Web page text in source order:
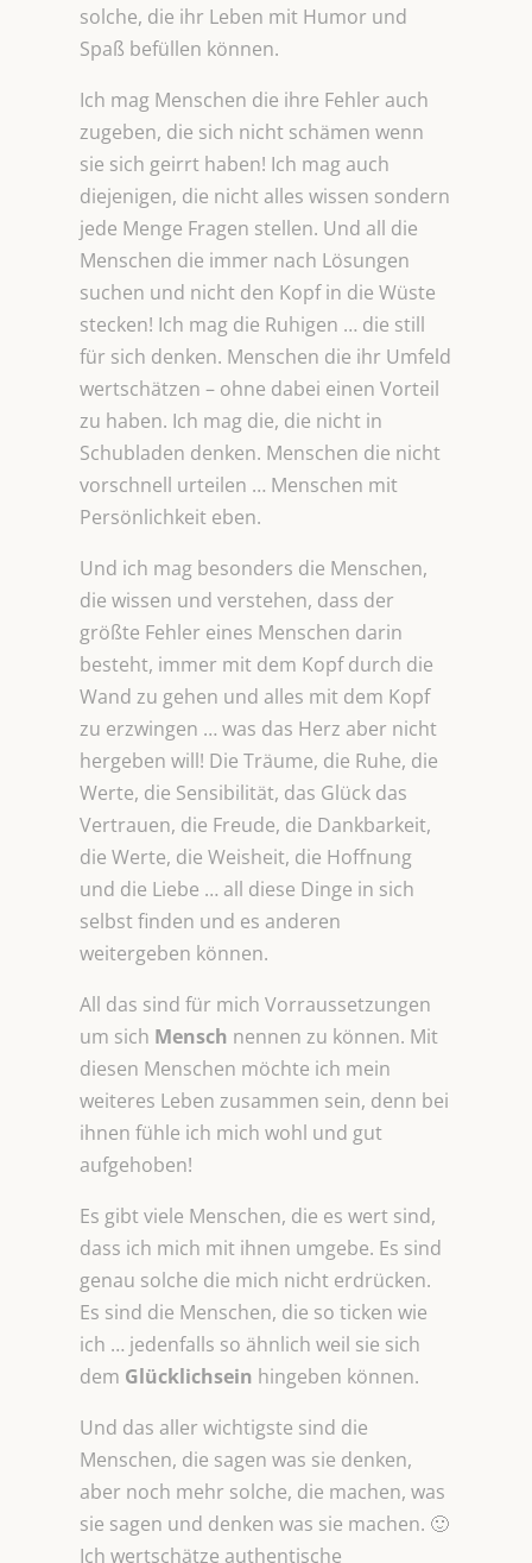
solche, die ihr Leben mit Humor und
Spaß befüllen können.
Ich mag Menschen die ihre Fehler auch
zugeben, die sich nicht schämen wenn
sie sich geirrt haben! Ich mag auch
diejenigen, die nicht alles wissen sondern
jede Menge Fragen stellen. Und all die
Menschen die immer nach Lösungen
suchen und nicht den Kopf in die Wüste
stecken! Ich mag die Ruhigen … die still
für sich denken. Menschen die ihr Umfeld
wertschätzen – ohne dabei einen Vorteil
zu haben. Ich mag die, die nicht in
Schubladen denken. Menschen die nicht
vorschnell urteilen … Menschen mit
Persönlichkeit eben.
Und ich mag besonders die Menschen,
die wissen und verstehen, dass der
größte Fehler eines Menschen darin
besteht, immer mit dem Kopf durch die
Wand zu gehen und alles mit dem Kopf
zu erzwingen … was das Herz aber nicht
hergeben will! Die Träume, die Ruhe, die
Werte, die Sensibilität, das Glück das
Vertrauen, die Freude, die Dankbarkeit,
die Werte, die Weisheit, die Hoffnung
und die Liebe … all diese Dinge in sich
selbst finden und es anderen
weitergeben können.
All das sind für mich Vorraussetzungen
um sich Mensch nennen zu können. Mit
diesen Menschen möchte ich mein
weiteres Leben zusammen sein, denn bei
ihnen fühle ich mich wohl und gut
aufgehoben!
Es gibt viele Menschen, die es wert sind,
dass ich mich mit ihnen umgebe. Es sind
genau solche die mich nicht erdrücken.
Es sind die Menschen, die so ticken wie
ich … jedenfalls so ähnlich weil sie sich
dem Glücklichsein hingeben können.
Und das aller wichtigste sind die
Menschen, die sagen was sie denken,
aber noch mehr solche, die machen, was
sie sagen und denken was sie machen. 🙂
Ich wertschätze authentische